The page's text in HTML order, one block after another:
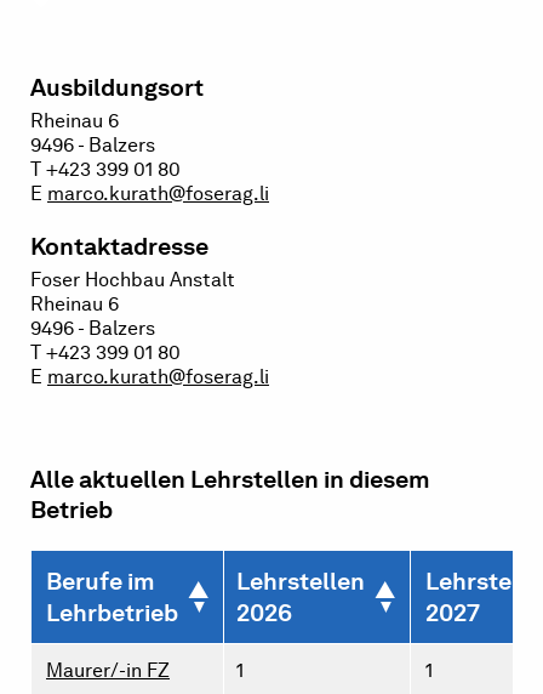
Ausbildungsort
Rheinau 6
9496 - Balzers
T +423 399 01 80
E marco.kurath@foserag.li
Kontaktadresse
Foser Hochbau Anstalt
Rheinau 6
9496 - Balzers
T +423 399 01 80
E marco.kurath@foserag.li
Alle aktuellen Lehrstellen in diesem
Betrieb
Berufe im
Lehrbetrieb
Lehrstellen
2026
2027
Maurer/-in FZ 1 1